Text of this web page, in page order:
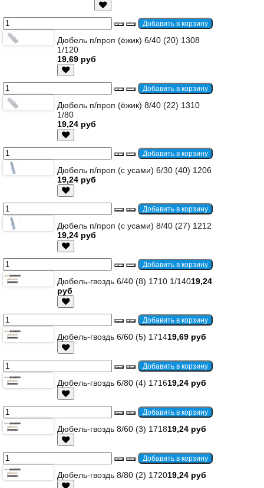
Дюбель п/проп (ёжик) 6/40 (20) 1308
1/120
19,69 руб
Дюбель п/проп (ёжик) 8/40 (22) 1310
1/80
19,24 руб
Дюбель п/проп (с усами) 6/30 (40) 1206
19,24 руб
Дюбель п/проп (с усами) 8/40 (27) 1212
19,24 руб
Дюбель-гвоздь 6/40 (8) 1710 1/14019,24
руб
Дюбель-гвоздь 6/60 (5) 171419,69 руб
Дюбель-гвоздь 6/80 (4) 171619,24 руб
Дюбель-гвоздь 8/60 (3) 171819,24 руб
Дюбель-гвоздь 8/80 (2) 172019,24 руб